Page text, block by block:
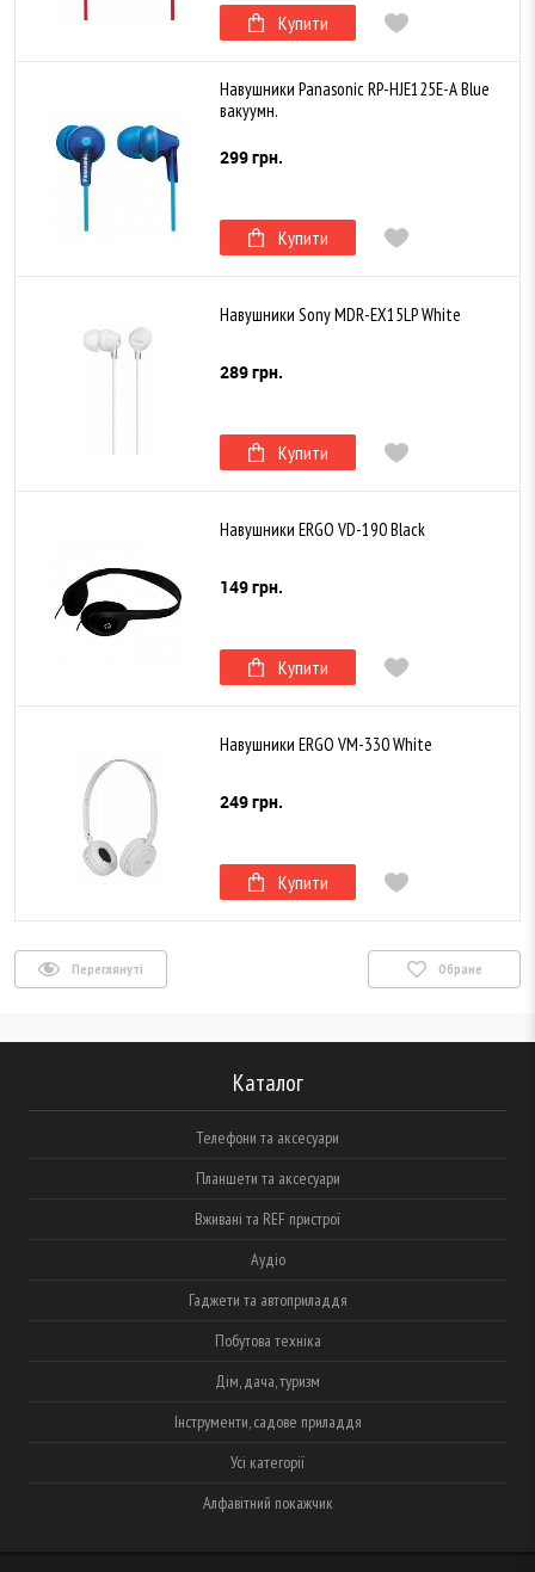
Купити
Навушники Panasonic RP-HJE125E-A Blue
вакуумн.
299 грн.
Купити
Навушники Sony MDR-EX15LP White
289 грн.
Купити
Навушники ERGO VD-190 Black
149 грн.
Купити
Навушники ERGO VM-330 White
249 грн.
Купити
Переглянуті Обране
Каталог
Телефони та аксесуари
Планшети та аксесуари
Вживані та REF пристрої
Аудіо
Гаджети та автоприладдя
Побутова техніка
Дім, дача, туризм
Інструменти, садове приладдя
Усі категорії
Алфавітний покажчик